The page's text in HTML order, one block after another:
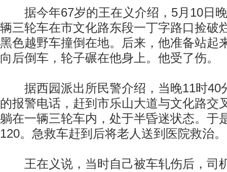
据今年67岁的王在义介绍，5月10日晚
辆三轮车在市文化路东段一丁字路口捡破
黑色越野车撞倒在地。后来，他准备站起
向后倒车，轮子碾在他身上。他受了伤。
据西园派出所民警介绍，当晚11时40
的报警电话，赶到市乐山大道与文化路交
躺在一辆三轮车内，处于半昏迷状态。于
120。急救车赶到后将老人送到医院救治。
王在义说，当时自己被车轧伤后，司